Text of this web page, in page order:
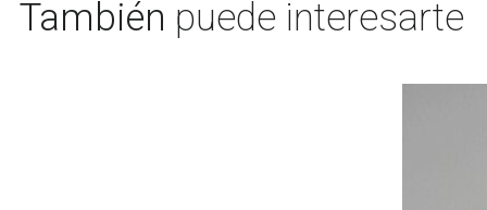
También puede interesarte